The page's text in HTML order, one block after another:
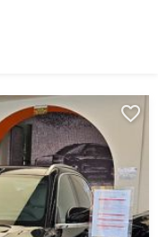
favorite_border